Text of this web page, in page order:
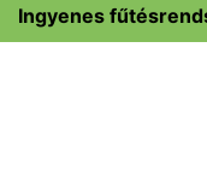
Ingyenes